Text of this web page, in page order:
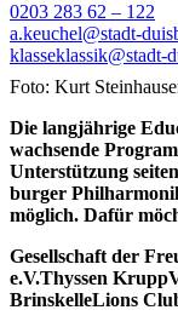
0203 283 62 – 122
a.keuchel@stadt-
klasseklassik@stadt-
Foto: Kurt
Die lang­jährige
wachsende
Unter­stützung
burger
möglich. Dafür
Gesellschaft der
e.V.Thyssen Krupp
BrinskelleLions